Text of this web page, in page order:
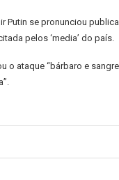
Putin se pronunciou
pelos ‘media’ do país.
o ataque “bárbaro e